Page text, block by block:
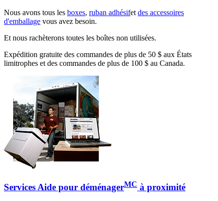
Nous avons tous les boxes, ruban adhésifet des accessoires
d'emballage vous avez besoin.
Et nous rachèterons toutes les boîtes non utilisées.
Expédition gratuite des commandes de plus de 50 $ aux États
limitrophes et des commandes de plus de 100 $ au Canada.
Services Aide pour déménagerMC à proximité